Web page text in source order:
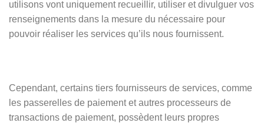
utilisons vont uniquement recueillir, utiliser et divulguer vos
renseignements dans la mesure du nécessaire pour
pouvoir réaliser les services qu’ils nous fournissent.
Cependant, certains tiers fournisseurs de services, comme
les passerelles de paiement et autres processeurs de
transactions de paiement, possèdent leurs propres